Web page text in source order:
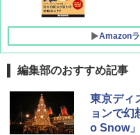
Amazon
[キャン
プテン
ッとサ
ッシュ
-08EX
レーム
編集部のおすすめ記事
東京ディ
ョンで幻
o Snow